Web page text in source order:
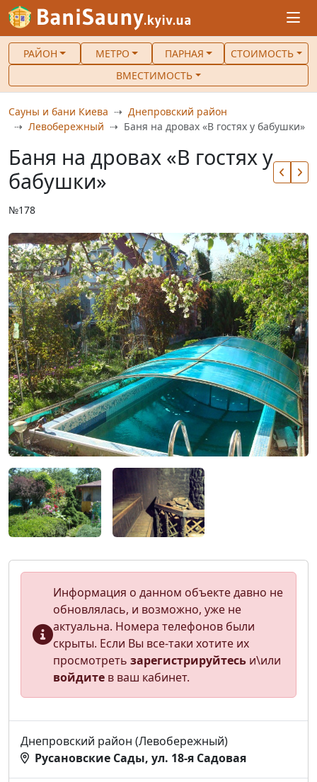
РАЙОН МЕТРО ПАРНАЯ
СТОИМОСТЬ
ВМЕСТИМОСТЬ
Сауны и бани Киева
Днепровский район
Левобережный
Баня на дровах «В гостях у бабушки»
Баня на дровах «В гостях у
бабушки»
№178
Информация о данном объекте давно не
обновлялась, и возможно, уже не
актуальна. Номера телефонов были
скрыты. Если Вы все-таки хотите их
просмотреть зарегистрируйтесь и\или
войдите в ваш кабинет.
Днепровский район (Левобережный)
Русановские Сады, ул. 18-я Садовая